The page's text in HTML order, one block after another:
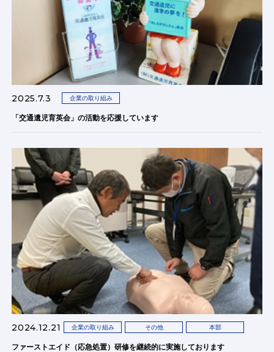
2025.7.3 企業の取り組み
「交通遺児育英会」の活動を応援しています
2024.12.21 企業の取り組み その他 本部
ファーストエイド（応急処置）研修を継続的に実施しております